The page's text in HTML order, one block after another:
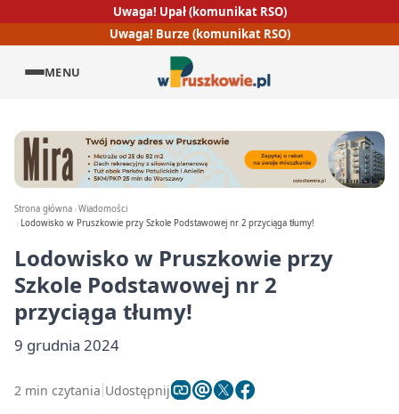
Uwaga! Upał (komunikat RSO)
Uwaga! Burze (komunikat RSO)
MENU
Strona główna Wiadomości
Lodowisko w Pruszkowie przy Szkole Podstawowej nr 2 przyciąga tłumy!
Lodowisko w Pruszkowie przy
Szkole Podstawowej nr 2
przyciąga tłumy!
9 grudnia 2024
2 min czytania Udostępnij